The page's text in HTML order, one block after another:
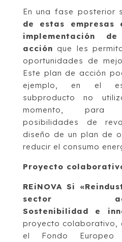
En una fase posterior
de estas empresas
implementación
acción que les
oportunidades de
Este plan de acción
ejemplo, en el
subproducto no
momento, para
posibilidades de
diseño de un plan de
reducir el consumo
Proyecto
REiNOVA Si
sector
Sostenibilidad e
proyecto colaborativo,
el Fondo Europeo